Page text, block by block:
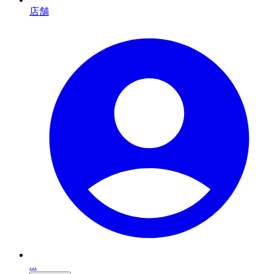
店舗
...